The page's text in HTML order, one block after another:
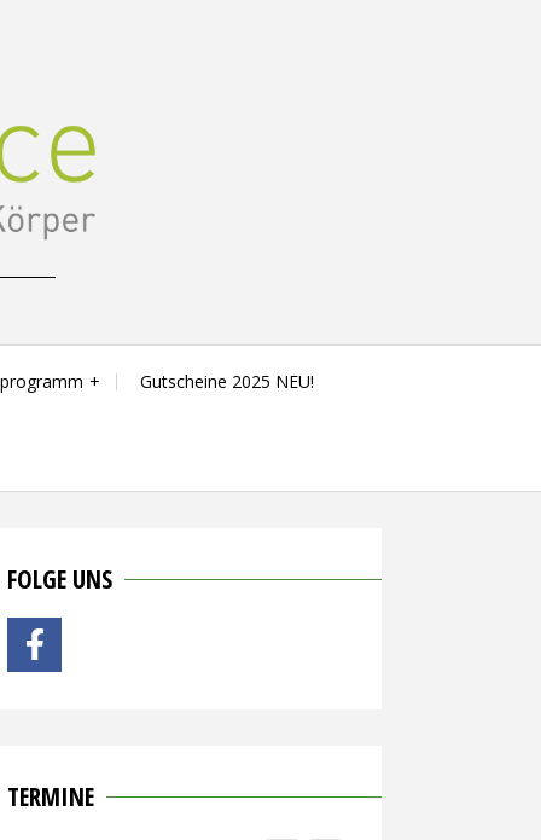
Gutscheine 2025 NEU!
FOLGE UNS
TERMINE